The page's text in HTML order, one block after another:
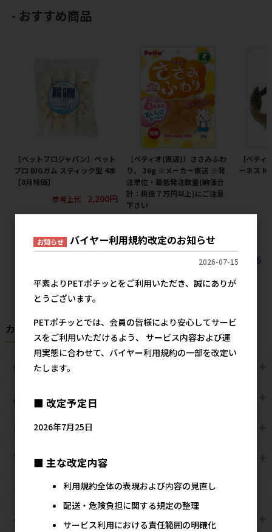
おすすめ商品
［ペットプロジャパン］ペット
プロ BIGガム スティック型 4本
【8月特価】
参考上代
2,200円
［ペティオ(直送)］ささみふわ
り。 36g ※メーカー直送 ※発
注単位・最低発注数量(納価合
計：税抜７万円以上)にご注意
下さい
［ペテ
ーネス M
すべてのおすすめ商品を見る
カテゴリから探す
犬用
犬猫用
小動物用
爬虫・両生類
その他/雑貨 メーカー・ブランド別
お知らせ バイヤー利用規約改定のお知らせ
2026-07-15
平素よりPETポチッとをご利用いただき、誠にありが
とうございます。
PETポチッとでは、会員の皆様により安心してサービ
スをご利用いただけるよう、 サービス内容および運
用実態に合わせて、バイヤー利用規約の一部を改定い
たします。
■ 改定予定日
2026年7月25日
■ 主な改定内容
利用規約全体の表現および内容の見直し
配送・危険負担に関する規定の整理
サービス利用における責任範囲の明確化